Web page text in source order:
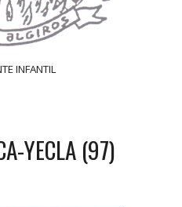
INFANTIL
YECLA (97)